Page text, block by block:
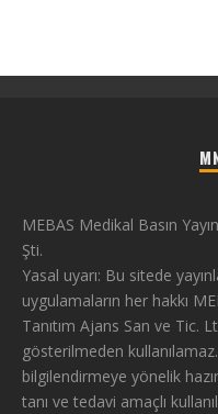
MEBAS Medikal Basın
Şti.
Yasal uyarı: Bu sitede
uygulamaların her hakkı
Tanıtım Ajans San ve Tic.
gösterilmeden
bilgilendirmeye yönelik
tanı ve tedavi amaçlı